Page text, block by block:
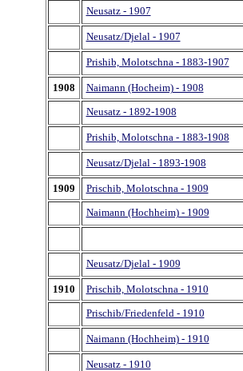
Neusatz - 1907
Neusatz/Djelal - 1907
Prishib, Molotschna - 1883-1907
1908 Naimann (Hocheim) - 1908
Neusatz - 1892-1908
Prishib, Molotschna - 1883-1908
Neusatz/Djelal - 1893-1908
1909 Prischib, Molotschna - 1909
Naimann (Hochheim) - 1909
Neusatz/Djelal - 1909
1910 Prischib, Molotschna - 1910
Prischib/Friedenfeld - 1910
Naimann (Hochheim) - 1910
Neusatz - 1910